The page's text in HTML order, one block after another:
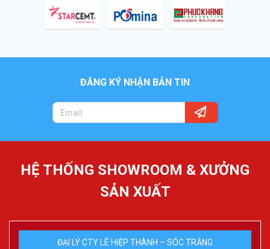
ĐĂNG KÝ NHẬN BẢN TIN
HỆ THỐNG SHOWROOM & XƯỞNG
SẢN XUẤT
ĐẠI LÝ CTY LÊ HIỆP THÀNH – SÓC TRĂNG